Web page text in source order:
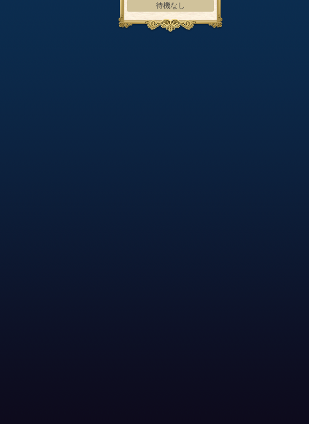
待機なし